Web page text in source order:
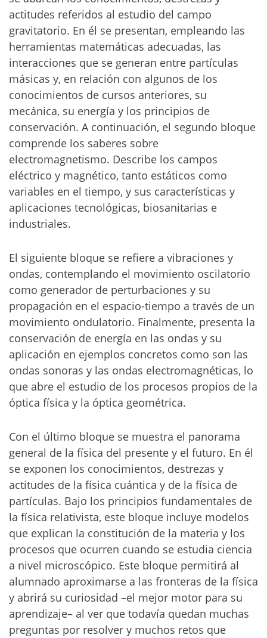
actitudes referidos al estudio del campo
gravitatorio. En él se presentan, empleando las
herramientas matemáticas adecuadas, las
interacciones que se generan entre partículas
másicas y, en relación con algunos de los
conocimientos de cursos anteriores, su
mecánica, su energía y los principios de
conservación. A continuación, el segundo bloque
comprende los saberes sobre
electromagnetismo. Describe los campos
eléctrico y magnético, tanto estáticos como
variables en el tiempo, y sus características y
aplicaciones tecnológicas, biosanitarias e
industriales.
El siguiente bloque se refiere a vibraciones y
ondas, contemplando el movimiento oscilatorio
como generador de perturbaciones y su
propagación en el espacio-tiempo a través de un
movimiento ondulatorio. Finalmente, presenta la
conservación de energía en las ondas y su
aplicación en ejemplos concretos como son las
ondas sonoras y las ondas electromagnéticas, lo
que abre el estudio de los procesos propios de la
óptica física y la óptica geométrica.
Con el último bloque se muestra el panorama
general de la física del presente y el futuro. En él
se exponen los conocimientos, destrezas y
actitudes de la física cuántica y de la física de
partículas. Bajo los principios fundamentales de
la física relativista, este bloque incluye modelos
que explican la constitución de la materia y los
procesos que ocurren cuando se estudia ciencia
a nivel microscópico. Este bloque permitirá al
alumnado aproximarse a las fronteras de la física
y abrirá su curiosidad –el mejor motor para su
aprendizaje– al ver que todavía quedan muchas
preguntas por resolver y muchos retos que